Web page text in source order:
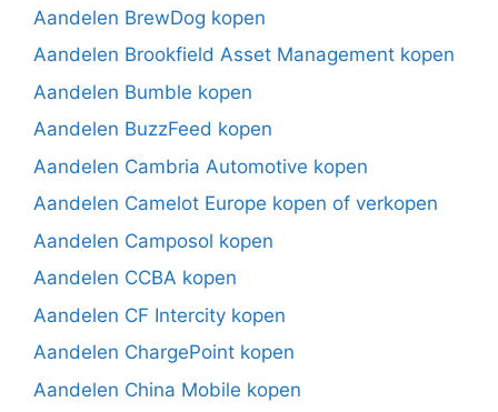
Aandelen BrewDog kopen
Aandelen Brookfield Asset Management kopen
Aandelen Bumble kopen
Aandelen BuzzFeed kopen
Aandelen Cambria Automotive kopen
Aandelen Camelot Europe kopen of verkopen
Aandelen Camposol kopen
Aandelen CCBA kopen
Aandelen CF Intercity kopen
Aandelen ChargePoint kopen
Aandelen China Mobile kopen